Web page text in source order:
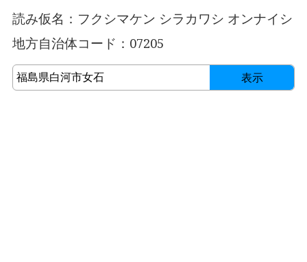
読み仮名：フクシマケン シラカワシ オンナイシ
地方自治体コード：07205
表示